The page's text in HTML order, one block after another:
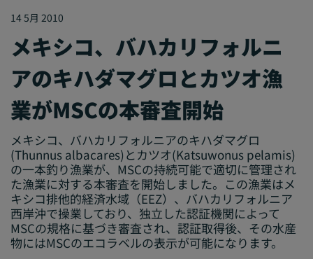
14 5月 2010
メキシコ、バハカリフォルニ
アのキハダマグロとカツオ漁
業がMSCの本審査開始
メキシコ、バハカリフォルニアのキハダマグロ
(Thunnus albacares)とカツオ(Katsuwonus pelamis)
の一本釣り漁業が、MSCの持続可能で適切に管理され
た漁業に対する本審査を開始しました。この漁業はメ
キシコ排他的経済水域（EEZ）、バハカリフォルニア
西岸沖で操業しており、独立した認証機関によって
MSCの規格に基づき審査され、認証取得後、その水産
物にはMSCのエコラベルの表示が可能になります。